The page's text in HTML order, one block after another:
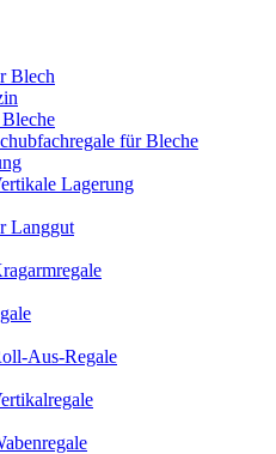
Blech
für Bleche
Lagerung
Langgut
Aus-Regale